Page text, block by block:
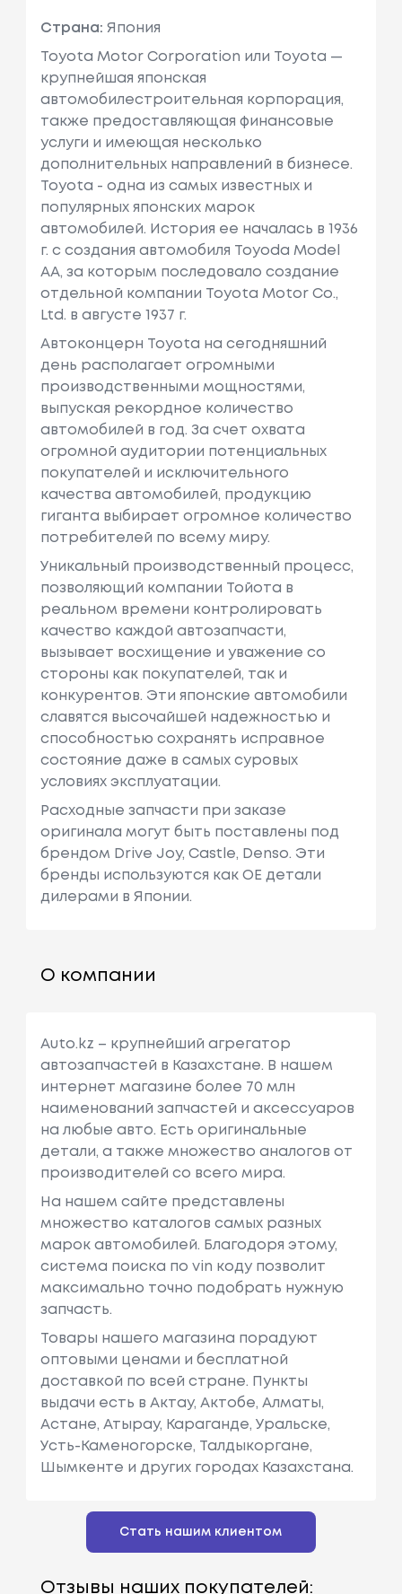
Страна: Япония
Toyota Motor Corporation или Toyota —
крупнейшая японская
автомобилестроительная корпорация,
также предоставляющая финансовые
услуги и имеющая несколько
дополнительных направлений в бизнесе.
Toyota - одна из самых известных и
популярных японских марок
автомобилей. История ее началась в 1936
г. с создания автомобиля Toyoda Model
AA, за которым последовало создание
отдельной компании Toyota Motor Co.,
Ltd. в августе 1937 г.
Автоконцерн Toyota на сегодняшний
день располагает огромными
производственными мощностями,
выпуская рекордное количество
автомобилей в год. За счет охвата
огромной аудитории потенциальных
покупателей и исключительного
качества автомобилей, продукцию
гиганта выбирает огромное количество
потребителей по всему миру.
Уникальный производственный процесс,
позволяющий компании Тойота в
реальном времени контролировать
качество каждой автозапчасти,
вызывает восхищение и уважение со
стороны как покупателей, так и
конкурентов. Эти японские автомобили
славятся высочайшей надежностью и
способностью сохранять исправное
состояние даже в самых суровых
условиях эксплуатации.
Расходные запчасти при заказе
оригинала могут быть поставлены под
брендом Drive Joy, Castle, Denso. Эти
бренды используются как ОЕ детали
дилерами в Японии.
О компании
Auto.kz – крупнейший агрегатор
автозапчастей в Казахстане. В нашем
интернет магазине более 70 млн
наименований запчастей и аксессуаров
на любые авто. Есть оригинальные
детали, а также множество аналогов от
производителей со всего мира.
На нашем сайте представлены
множество каталогов самых разных
марок автомобилей. Благодоря этому,
система поиска по vin коду позволит
максимально точно подобрать нужную
запчасть.
Товары нашего магазина порадуют
оптовыми ценами и бесплатной
доставкой по всей стране. Пункты
выдачи есть в Актау, Актобе, Алматы,
Астане, Атырау, Караганде, Уральске,
Усть-Каменогорске, Талдыкоргане,
Шымкенте и других городах Казахстана.
Стать нашим клиентом
Отзывы наших покупателей: